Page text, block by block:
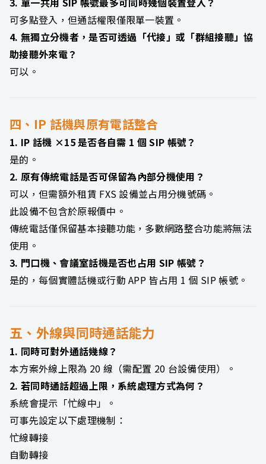
可多點登入，但通話權限僅限單一裝置。
4. 無獨立分機者，是否可透過「代接」或「群組接聽」協
助接聽外來電？
可以。
四、IP 話機與原有電話整合
1. IP 話機 ×15 是否各自需 1 個 SIP 帳號？
是的。
2. 原有傳統電話是否可保留為內部分機使用？
可以，但需額外租賃 FXS 設備並占用分機號碼。
此設備不包含於原報價中。
傳統電話僅保留基本接聽功能，多數網路整合功能將無法
使用。
3. 門口機、會議室話機是否也占用 SIP 帳號？
是的，每個實體話機或行動 APP 皆占用 1 個 SIP 帳號。
五、外線與同時通話能力
1. 同時可對外通話幾線？
本方案外線上限為 20 線（需配置 20 台設備使用）。
2. 若同時通話超過上限，系統處理方式為何？
系統會提示「忙線中」。
可事先設定以下處理機制：
忙線轉接
自動轉接